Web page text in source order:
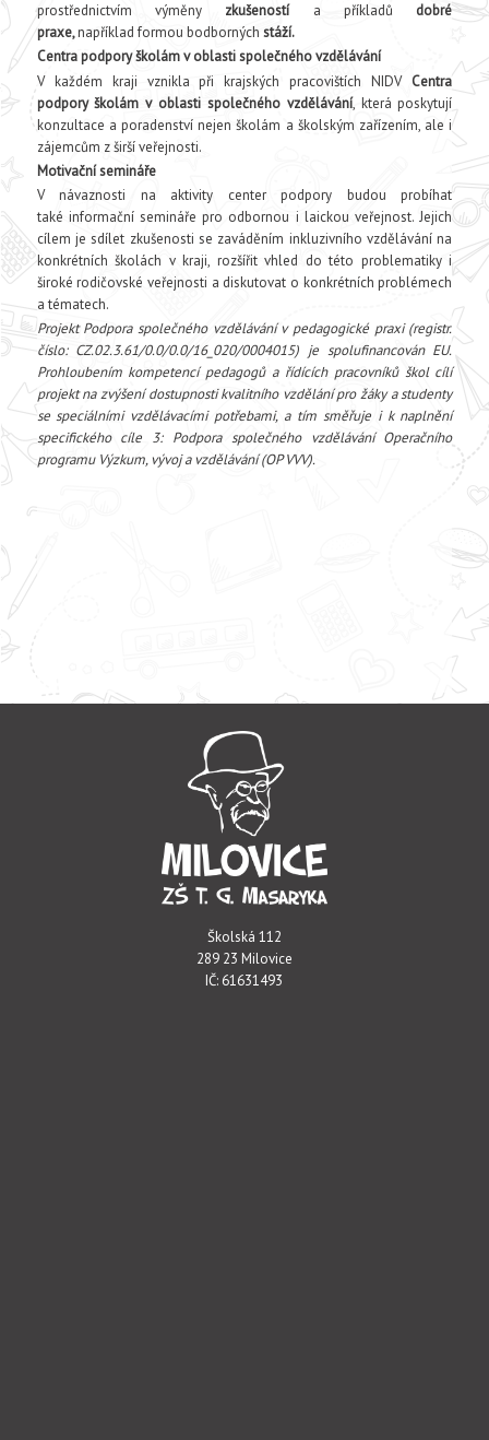
prostřednictvím výměny zkušeností a příkladů dobré
praxe,například formou bodborných stáží.
Centra podpory školám v oblasti společného vzdělávání
V každém kraji vznikla při krajských pracovištích NIDV Centra
podpory školám v oblasti společného vzdělávání, která poskytují
konzultace a poradenství nejen školám a školským zařízením, ale i
zájemcům z širší veřejnosti.
Motivační semináře
V návaznosti na aktivity center podpory budou probíhat
také informační semináře pro odbornou i laickou veřejnost. Jejich
cílem je sdílet zkušenosti se zaváděním inkluzivního vzdělávání na
konkrétních školách v kraji, rozšířit vhled do této problematiky i
široké rodičovské veřejnosti a diskutovat o konkrétních problémech
a tématech.
Projekt Podpora společného vzdělávání v pedagogické praxi(registr.
číslo: CZ.02.3.61/0.0/0.0/16_020/0004015) je spolufinancován EU.
Prohloubením kompetencí pedagogů a řídících pracovníků škol cílí
projekt na zvýšení dostupnosti kvalitního vzdělání pro žáky a studenty
se speciálními vzdělávacími potřebami, a tím směřuje i k naplnění
specifického cíle 3: Podpora společného vzdělávání Operačního
programu Výzkum, vývoj a vzdělávání (OP VVV).
Školská 112
289 23 Milovice
IČ: 61631493